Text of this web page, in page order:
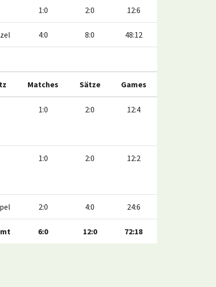
1:0 2:0 12:6
4:0 8:0 48:12
Matches Sätze Games
1:0 2:0 12:4
1:0 2:0 12:2
2:0 4:0 24:6
6:0 12:0 72:18